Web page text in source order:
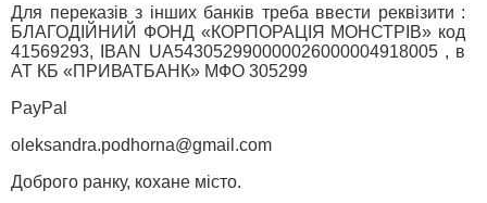
Для переказів з інших банків треба ввести реквізити :
БЛАГОДІЙНИЙ ФОНД «КОРПОРАЦІЯ МОНСТРІВ» код
41569293, IBAN UA543052990000026000004918005 , в
АТ КБ «ПРИВАТБАНК» МФО 305299
PayPal
oleksandra.podhorna@gmail.com
Доброго ранку, кохане місто.